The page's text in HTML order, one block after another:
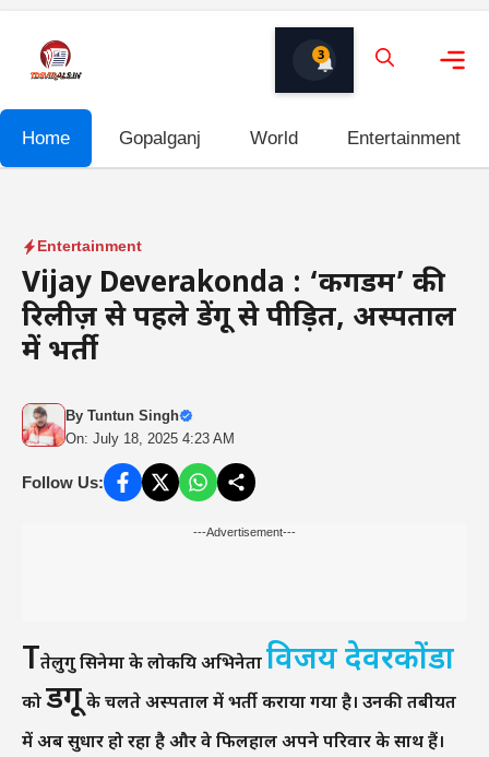
content
3
Home Gopalganj World Entertainment
Entertainment
Vijay Deverakonda : ‘किंगडम’ की
रिलीज़ से पहले डेंगू से पीड़ित, अस्पताल
में भर्ती
By Tuntun Singh
On: July 18, 2025 4:23 AM
Follow Us:
---Advertisement---
Tतेलुगु सिनेमा के लोकप्रिय अभिनेताविजय देवरकोंडा
कोडेंगूके चलते अस्पताल में भर्ती कराया गया है। उनकी तबीयत
में अब सुधार हो रहा है और वे फिलहाल अपने परिवार के साथ हैं।